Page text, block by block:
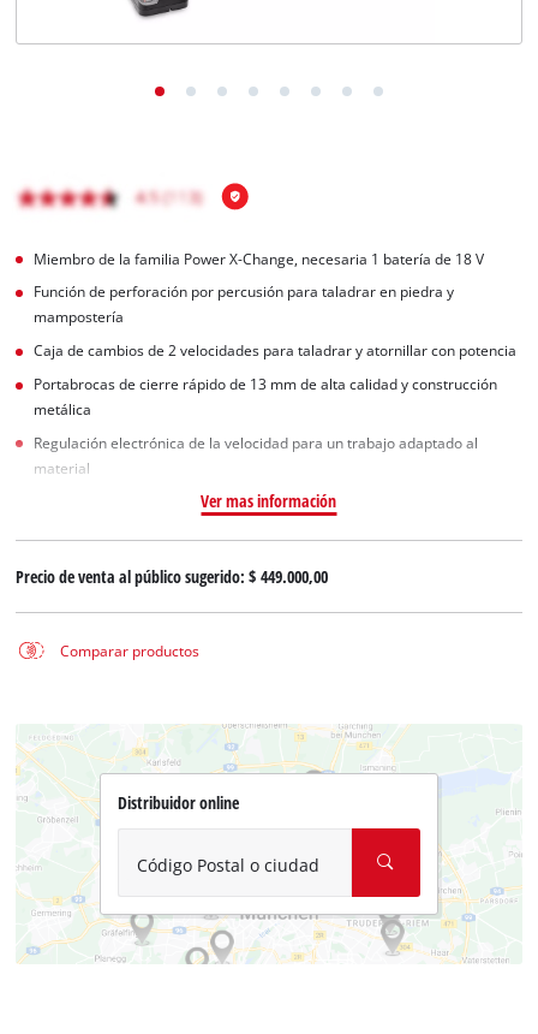
Miembro de la familia Power X-Change, necesaria 1 batería de 18 V
Función de perforación por percusión para taladrar en piedra y
mampostería
Caja de cambios de 2 velocidades para taladrar y atornillar con potencia
Portabrocas de cierre rápido de 13 mm de alta calidad y construcción
metálica
Regulación electrónica de la velocidad para un trabajo adaptado al
material
Ver mas información
Precio de venta al público sugerido:$ 449.000,00
Comparar productos
Distribuidor online
Código Postal o ciudad